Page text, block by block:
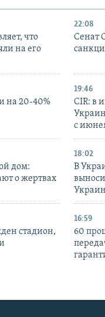
что
на его
22:08
Сенат
на 20-40%
19:46
CIR: в
с
дом:
о жертвах
18:02
В
стадион,
16:59
60